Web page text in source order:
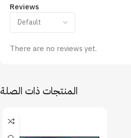
Reviews
There are no reviews yet.
المنتجات ذات الصلة